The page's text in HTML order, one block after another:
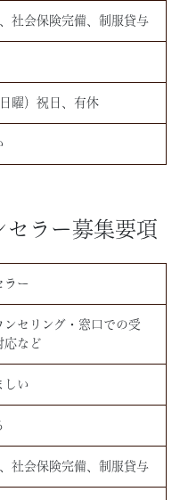
社会保険完備、制服貸与
曜）祝日、有休
ラー募集要項
ラー
セリング・窓口での受
応など
しい
社会保険完備、制服貸与